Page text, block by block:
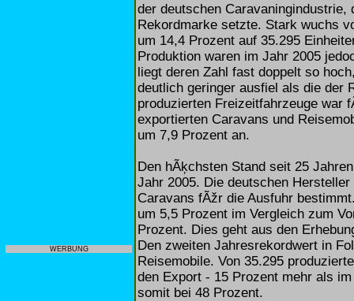
WERBUNG
der deutschen Caravaningindustrie,
Rekordmarke setzte. Stark wuchs
um 14,4 Prozent auf 35.295
Produktion waren im Jahr 2005
liegt deren Zahl fast doppelt so
deutlich geringer ausfiel als die der
produzierten Freizeitfahrzeuge war
exportierten Caravans und
um 7,9 Prozent an.
Den hÃķchsten Stand seit 25
Jahr 2005. Die deutschen
Caravans fÃžr die Ausfuhr
um 5,5 Prozent im Vergleich zum
Prozent. Dies geht aus den
Den zweiten Jahresrekordwert in
Reisemobile. Von 35.295
den Export - 15 Prozent mehr als
somit bei 48 Prozent.